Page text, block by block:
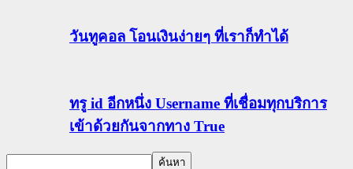
วันทูคอล โอนเงินง่ายๆ ที่เราก็ทำได้
ทรู id อีกหนึ่ง Username ที่เชื่อมทุกบริการ
เข้าด้วยกันจากทาง True